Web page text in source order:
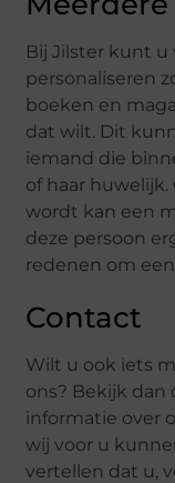
Bij Jilster kunt
personaliseren
boeken en
dat wilt. Dit
iemand die
of haar huwelijk.
wordt kan een
deze persoon
redenen om
Contact
Wilt u ook iets
ons? Bekijk dan
informatie over
wij voor u
vertellen dat u,